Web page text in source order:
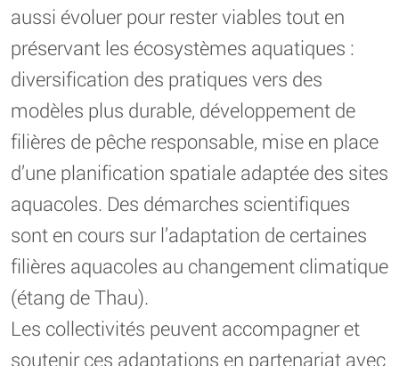
aussi évoluer pour rester viables tout en
préservant les écosystèmes aquatiques :
diversification des pratiques vers des
modèles plus durable, développement de
filières de pêche responsable, mise en place
d’une planification spatiale adaptée des sites
aquacoles. Des démarches scientifiques
sont en cours sur l’adaptation de certaines
filières aquacoles au changement climatique
(étang de Thau).
Les collectivités peuvent accompagner et
soutenir ces adaptations en partenariat avec